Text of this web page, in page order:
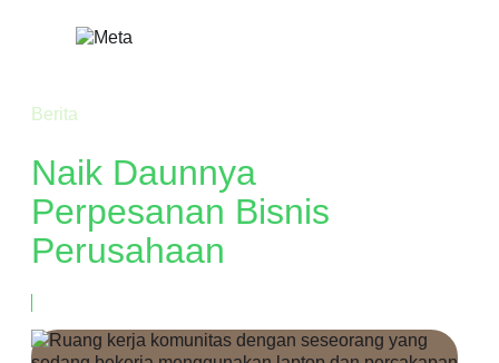
Berita
Naik Daunnya
Perpesanan Bisnis
Perusahaan